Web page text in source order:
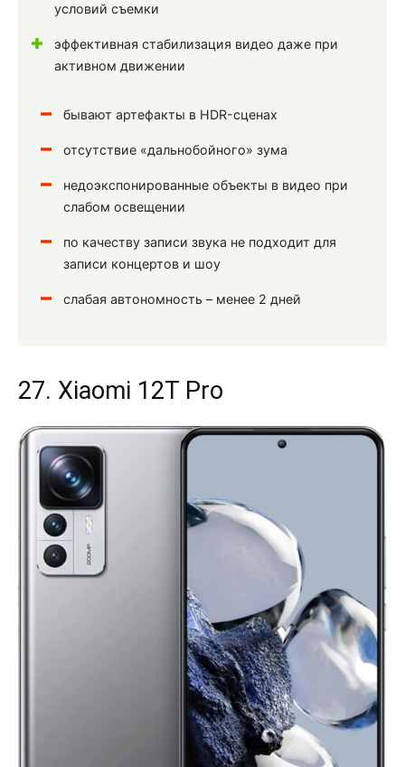
условий съемки
эффективная стабилизация видео даже при
активном движении
бывают артефакты в HDR-сценах
отсутствие «дальнобойного» зума
недоэкспонированные объекты в видео при
слабом освещении
по качеству записи звука не подходит для
записи концертов и шоу
слабая автономность – менее 2 дней
27. Xiaomi 12T Pro